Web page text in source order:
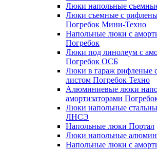
Люки напольные
Люки съемные с
Погребок Мини-Техно
Напольные люки с
Погребок
Люки под линолеум с
Погребок ОСБ
Люки в гараж рифленые
листом Погребок Техно
Алюминиевые люки
амортизаторами
Люки напольные
ЛНСЭ
Напольные люки Портал
Люки напольные
Напольные люки с